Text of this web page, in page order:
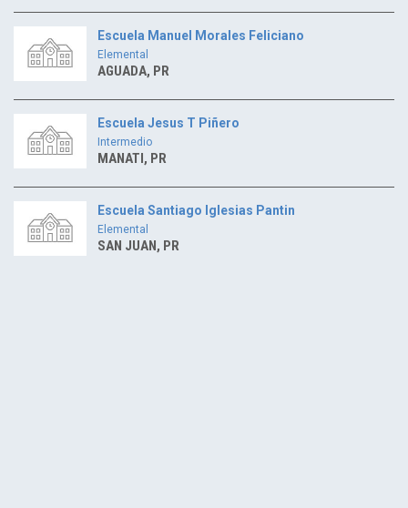
Escuela Manuel Morales Feliciano
Elemental
AGUADA, PR
Escuela Jesus T Piñero
Intermedio
MANATI, PR
Escuela Santiago Iglesias Pantin
Elemental
SAN JUAN, PR